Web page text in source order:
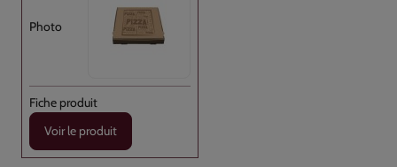
Voir le produit